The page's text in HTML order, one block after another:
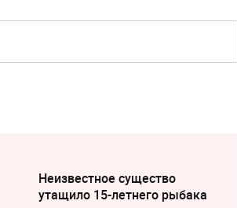
Неизвестное существо
утащило 15-летнего рыбака